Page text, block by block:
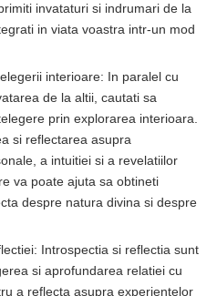
invataturi si indrumari de la
in viata voastra intr-un mod
interioare: In paralel cu
de la altii, cautati sa
prin explorarea interioara.
si reflectarea asupra
a intuitiei si a revelatiilor
va poate ajuta sa obtineti
despre natura divina si despre
Introspectia si reflectia sunt
si aprofundarea relatiei cu
a reflecta asupra experientelor